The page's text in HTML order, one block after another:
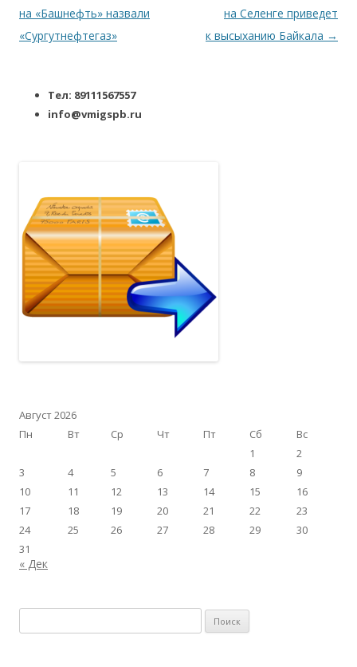
на «Башнефть» назвали
«Сургутнефтегаз»
на Селенге приведет
к высыханию Байкала →
Тел: 89111567557
info@vmigspb.ru
Август 2026
Пн
Вт Ср Чт Пт Сб
Вс
1
2
3
4 5 6 7 8
9
10
11 12 13 14 15
16
17
18 19 20 21 22
23
24
25 26 27 28 29
30
31
« Дек